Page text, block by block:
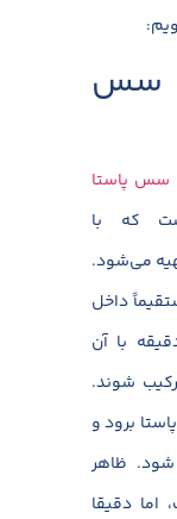
سس
سس پاستا
که با
می‌شود.
داخل
با آن
شوند.
برود و
ظاهر
دقیقا